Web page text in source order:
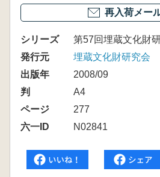
再入荷メー
シリーズ
第57回埋蔵文化財
発行元
埋蔵文化財研究会
出版年
2008/09
判
A4
ページ
277
六一ID
N02841